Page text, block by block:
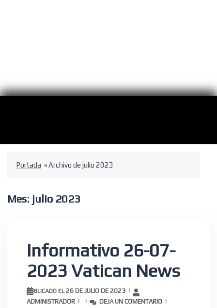
Portada »Archivo de julio 2023
Mes: julio 2023
Informativo 26-07-
2023 Vatican News
PUBLICADO EL26 DE JULIO DE 2023
ADMINISTRADOR
DEJA UN COMENTARIO